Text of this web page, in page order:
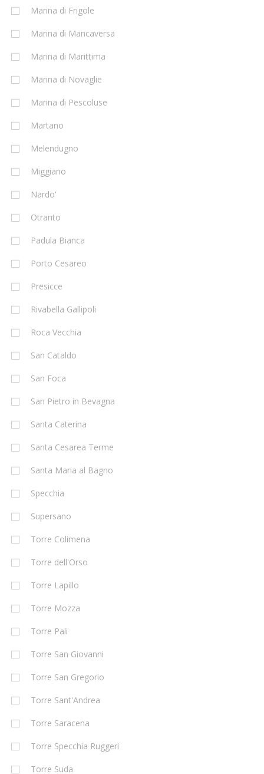
Marina di Frigole
Marina di Mancaversa
Marina di Marittima
Marina di Novaglie
Marina di Pescoluse
Martano
Melendugno
Miggiano
Nardo'
Otranto
Padula Bianca
Porto Cesareo
Presicce
Rivabella Gallipoli
Roca Vecchia
San Cataldo
San Foca
San Pietro in Bevagna
Santa Caterina
Santa Cesarea Terme
Santa Maria al Bagno
Specchia
Supersano
Torre Colimena
Torre dell'Orso
Torre Lapillo
Torre Mozza
Torre Pali
Torre San Giovanni
Torre San Gregorio
Torre Sant'Andrea
Torre Saracena
Torre Specchia Ruggeri
Torre Suda